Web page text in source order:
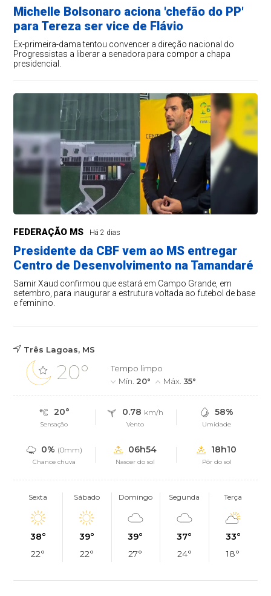
Michelle Bolsonaro aciona 'chefão do PP'
para Tereza ser vice de Flávio
Ex-primeira-dama tentou convencer a direção nacional do
Progressistas a liberar a senadora para compor a chapa
presidencial.
FEDERAÇÃO MS Há 2 dias
Presidente da CBF vem ao MS entregar
Centro de Desenvolvimento na Tamandaré
Samir Xaud confirmou que estará em Campo Grande, em
setembro, para inaugurar a estrutura voltada ao futebol de base
e feminino.
Três Lagoas, MS
20°
Tempo limpo
Mín. 20° Máx.35°
20°
Sensação
0.78 km/h
Vento
58%
Umidade
0% (0mm)
Chance chuva
06h54
Nascer do sol
18h10
Pôr do sol
Sexta
38°
22°
Sábado
39°
22°
Domingo
39°
27°
Segunda
37°
24°
Terça
33°
18°